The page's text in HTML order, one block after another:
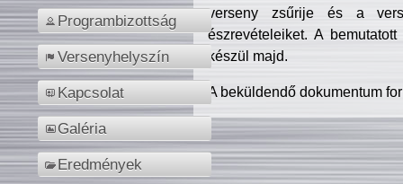
Programbizottság
Versenyhelyszín
Kapcsolat
Galéria
Eredmények
verseny zsűrije és a
észrevételeiket. A
készül majd.
A beküldendő dokumentum